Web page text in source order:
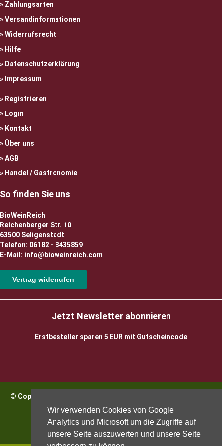
Wir verwenden Cookies von Google
Analytics und Microsoft um die Zugriffe auf
unsere Seite auszuwerten und unsere Seite
Zahlungsarten
Versandinformationen
Widerrufsrecht
Hilfe
Datenschutzerklärung
Impressum
Registrieren
Login
Kontakt
Über uns
AGB
Handel / Gastronomie
So finden Sie uns
BioWeinReich
Reichenberger Str. 10
63500 Seligenstadt
Telefon: 06182 - 8435859
E-Mail: info@bioweinreich.com
Vertrag widerrufen
Jetzt Newsletter abonnieren
Erstbesteller sparen 5 EUR mit Gutscheincode
© Copyright 2026 BioWeinReich. Alle Rechte vorbehalten |
Impressum